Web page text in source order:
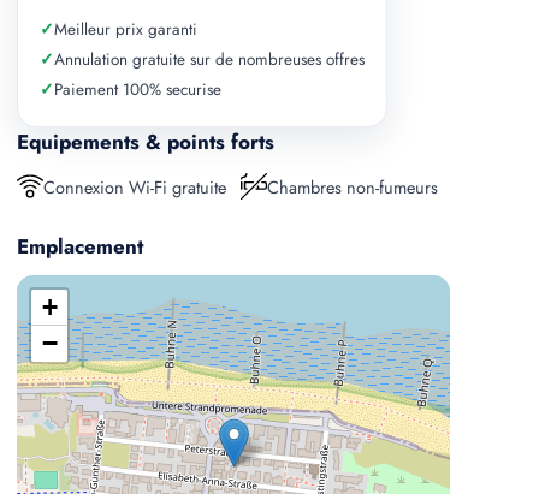
Equipements & points forts
Connexion Wi-Fi gratuite Chambres non-fumeurs
Emplacement
+
−
✓Meilleur prix garanti
✓Annulation gratuite sur de nombreuses offres
✓Paiement 100% securise